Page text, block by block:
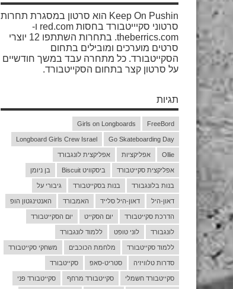
Keep On Pushin הוא סרטון במסגרת תחרות
סרטוני סקיייטבורד בחסות red.com ו-
theberrics.com. בתחרות השתתפו 12 יוצרי
סרטים מוערכים ומובילים בתחום
הסקייטבורד. כל מתחרה עבד במשך חודשיים
על סרטון קצר בתחום הסקייטבורד.
תגיות
FreeBord
Girls on Longboards
Go Skateboarding Day
Longboard Girls Crew Israel
Ollie אפליקציות אפליקצית לונגבורד
אפליקצית סקייטבורד ביסקוויט Biscuit בן ניומן
בנות בלונגבורד בנות בסקייטבורד גיבורי על
דאון-היל דאון-היל סלייד האמבורד האנטינגטון הופ
הדרכת סקייטבורד יום הסקייט יום הסקייטבורד
לונגבורד לוני טופט ללמוד לונגבורד
ללמוד סקייטבורד מלחמת הכוכבים משחקי סקייטבורד
סדרות טלוויזיה סטריט-סאפ סקייטבורד
סקייטבורד חשמלי סקייטבורד מרחף סקייטבורד פני